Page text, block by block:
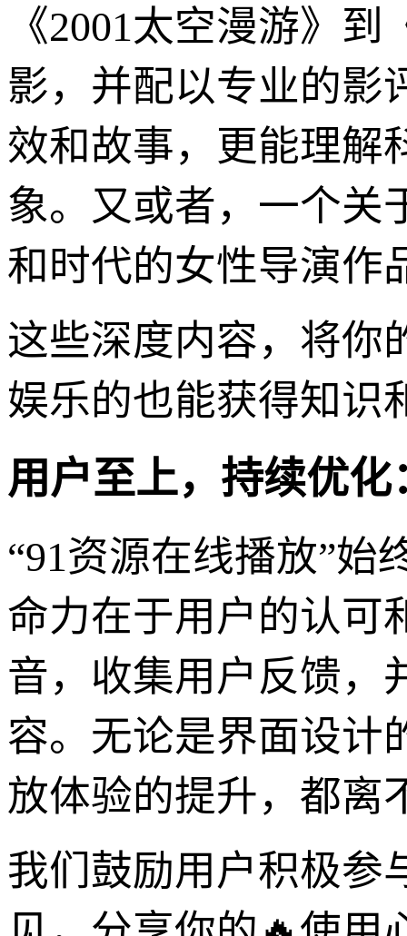
《2001太空漫游》
影，并配以专业的影
效和故事，更能理解
象。又或者，一个关
和时代的女性导演作
这些深度内容，将你
娱乐的也能获得知识
用户至上，持续优
“91资源在线播放”始
命力在于用户的认可
音，收集用户反馈，
容。无论是界面设计
放体验的提升，都离
我们鼓励用户积极参